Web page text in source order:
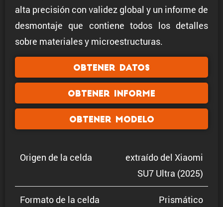
alta precisión con validez global y un informe de
desmontaje que contiene todos los detalles
sobre materiales y microestructuras.
Obtener datos
Obtener informe
Obtener modelo
Origen de la celda
extraído del Xiaomi
SU7 Ultra (2025)
Formato de la celda Prismá­tico